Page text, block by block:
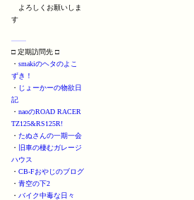
よろしくお願いしま
す
□ 定期訪問先 □
・ smakiのヘタのよこ
ずき！
・ じょーかーの物欲日
記
・ naoのROAD RACER
TZ125&RS125R!
・ たぬさんの一期一会
・
旧車の棲むガレージ
ハウス
・ CB-Fおやじのブログ
・ 青空の下2
・ バイク中毒な日々